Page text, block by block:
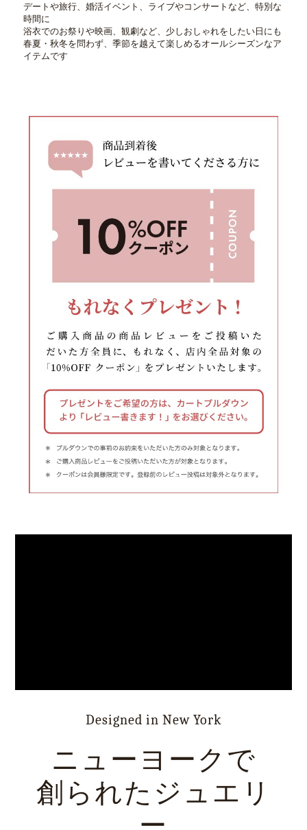
デートや旅行、婚活イベント、ライブやコンサートなど、特別な
時間に
浴衣でのお祭りや映画、観劇など、少しおしゃれをしたい日にも
春夏・秋冬を問わず、季節を越えて楽しめるオールシーズンなア
イテムです
Designed in New York
ニューヨークで
創られたジュエリ